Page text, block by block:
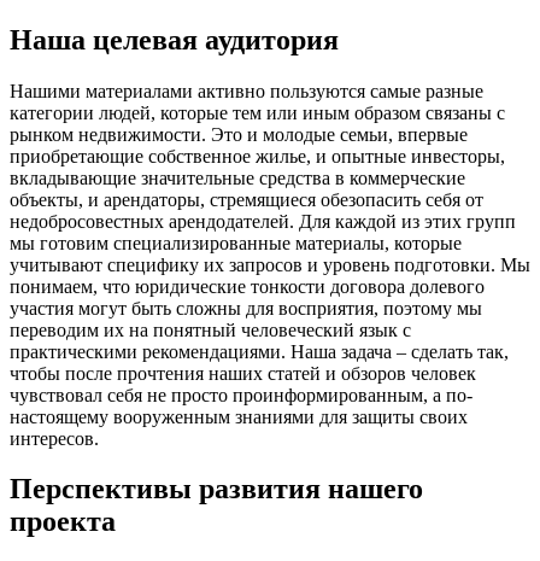
Наша целевая аудитория
Нашими материалами активно пользуются самые разные
категории людей, которые тем или иным образом связаны с
рынком недвижимости. Это и молодые семьи, впервые
приобретающие собственное жилье, и опытные инвесторы,
вкладывающие значительные средства в коммерческие
объекты, и арендаторы, стремящиеся обезопасить себя от
недобросовестных арендодателей. Для каждой из этих групп
мы готовим специализированные материалы, которые
учитывают специфику их запросов и уровень подготовки. Мы
понимаем, что юридические тонкости договора долевого
участия могут быть сложны для восприятия, поэтому мы
переводим их на понятный человеческий язык с
практическими рекомендациями. Наша задача – сделать так,
чтобы после прочтения наших статей и обзоров человек
чувствовал себя не просто проинформированным, а по-
настоящему вооруженным знаниями для защиты своих
интересов.
Перспективы развития нашего
проекта